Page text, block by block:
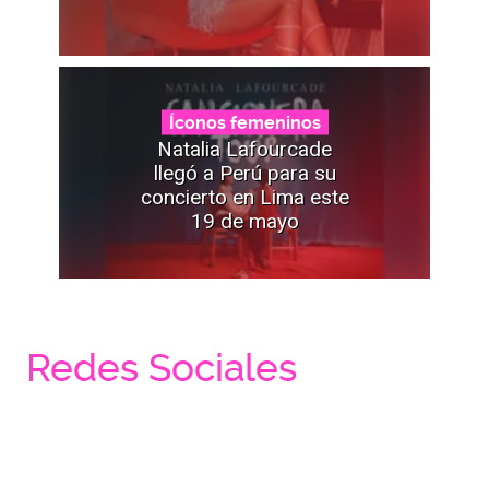
Íconos femeninos
Natalia Lafourcade
llegó a Perú para su
concierto en Lima este
19 de mayo
Redes Sociales